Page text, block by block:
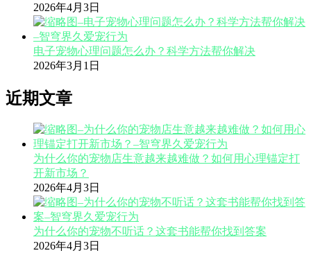
2026年4月3日
电子宠物心理问题怎么办？科学方法帮你解决
2026年3月1日
近期文章
为什么你的宠物店生意越来越难做？如何用心理锚定打
开新市场？
2026年4月3日
为什么你的宠物不听话？这套书能帮你找到答案
2026年4月3日